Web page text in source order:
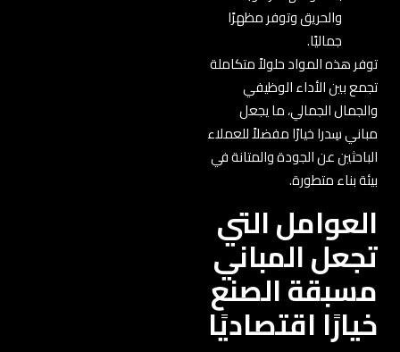
والحريق وتوفر مظهرًا
جماليًا.
توفر هذه المواد حلولاً متكاملة
تجمع بين الأداء الوظيفي
والجمال الجمالي، ما يجعل
مباني سِدرا خيارًا مفضلاً للعملاء
الباحثين عن الجودة والمتانة في
بيئة بناء متطورة.
العوامل التي
تجعل المباني
مسبقة الصنع
خيارًا اقتصاديًا